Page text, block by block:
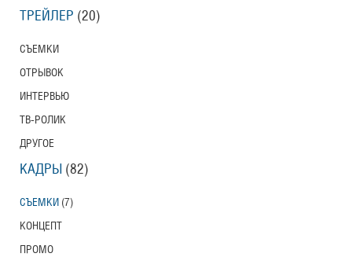
ТРЕЙЛЕР (20)
СЪЕМКИ
ОТРЫВОК
ИНТЕРВЬЮ
ТВ-РОЛИК
ДРУГОЕ
КАДРЫ (82)
СЪЕМКИ (7)
КОНЦЕПТ
ПРОМО